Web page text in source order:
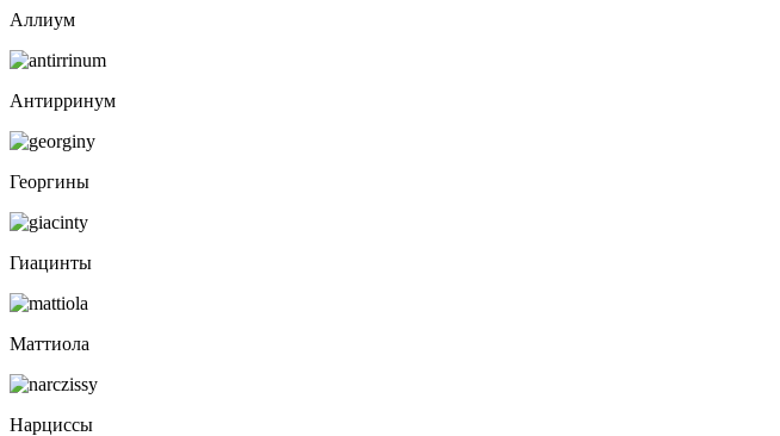
Аллиум
Антирринум
Георгины
Гиацинты
Маттиола
Нарциссы